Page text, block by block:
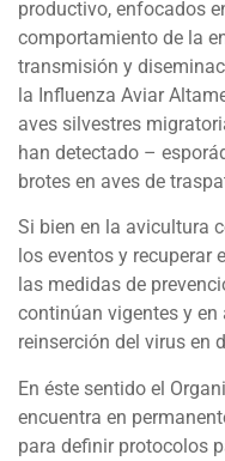
productivo, enfocados
comportamiento de la
transmisión y
la Influenza Aviar
aves silvestres
han detectado –
brotes en aves de
Si bien en la avicultura
los eventos y recuperar
las medidas de
continúan vigentes y en
reinserción del virus en
En éste sentido el
encuentra en
para definir protocolos